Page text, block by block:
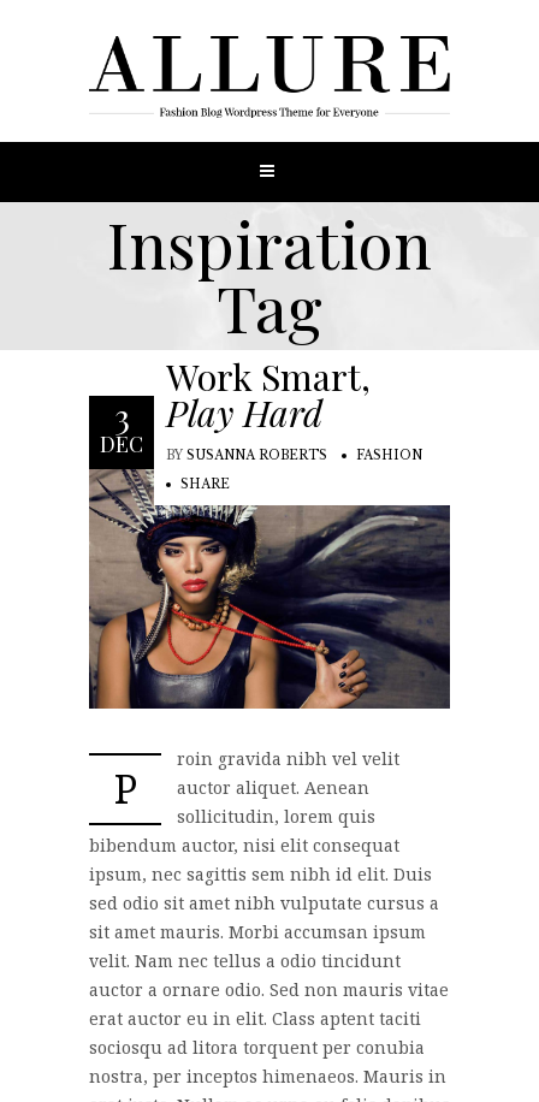
Inspiration
Tag
3
DEC
Work Smart,
Play Hard
BY SUSANNA ROBERTS
FASHION
SHARE
P
roin gravida nibh vel velit
auctor aliquet. Aenean
sollicitudin, lorem quis
bibendum auctor, nisi elit consequat
ipsum, nec sagittis sem nibh id elit. Duis
sed odio sit amet nibh vulputate cursus a
sit amet mauris. Morbi accumsan ipsum
velit. Nam nec tellus a odio tincidunt
auctor a ornare odio. Sed non mauris vitae
erat auctor eu in elit. Class aptent taciti
sociosqu ad litora torquent per conubia
nostra, per inceptos himenaeos. Mauris in